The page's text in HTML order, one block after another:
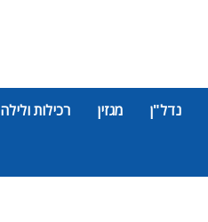
נדל"ן מגזין רכילות ולילה